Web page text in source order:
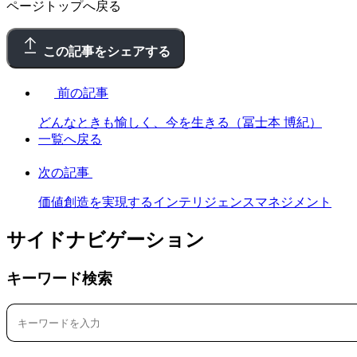
ページトップへ戻る
この記事をシェアする
前の記事
どんなときも愉しく、今を生きる（冨士本 博紀）
一覧へ戻る
次の記事
価値創造を実現するインテリジェンスマネジメント
サイドナビゲーション
キーワード検索